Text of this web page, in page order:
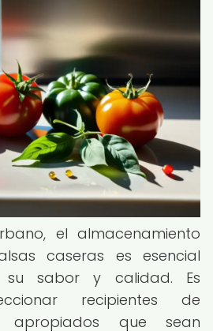
el almacenamiento
caseras es esencial
su sabor y calidad. Es
recipientes de
apropiados que sean